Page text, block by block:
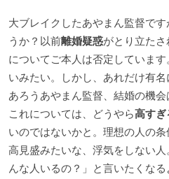
大ブレイクしたあやまん監督で
うか？以前離婚疑惑がとり立た
についてご本人は否定していま
いみたい。しかし、あれだけ有
あろうあやまん監督、結婚の機会
これについては、どうやら高すぎ
いのではないかと。理想の人の条
高見盛みたいな、浮気をしない
んな人いるの？」と言いたくなる